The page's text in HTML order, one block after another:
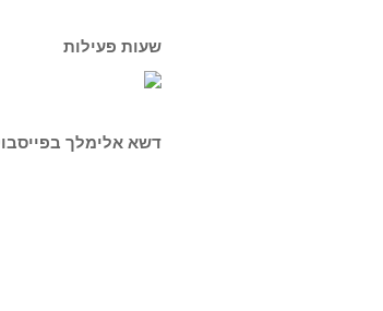
שעות פעילות
דשא אלימלך